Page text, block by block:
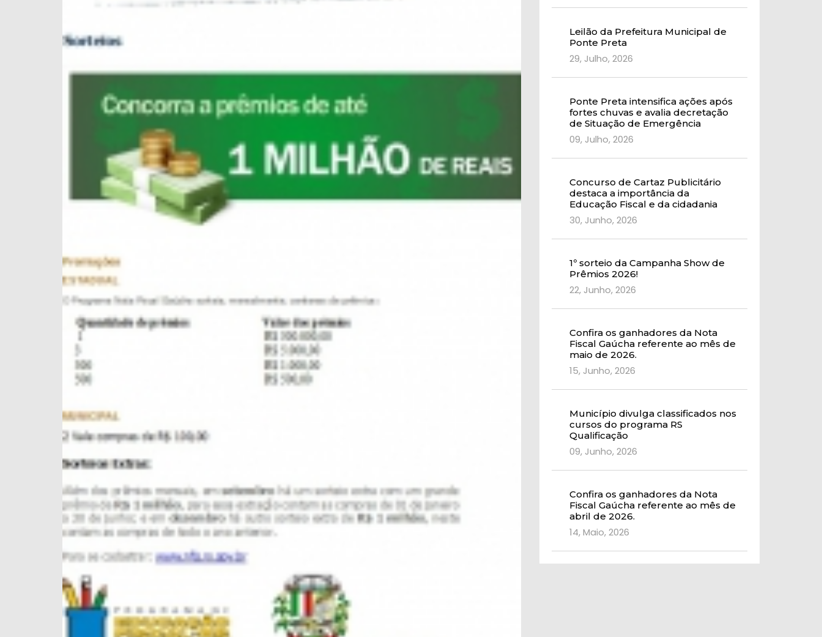
Leilão da Prefeitura Municipal de
Ponte Preta
29, Julho, 2026
Ponte Preta intensifica ações após
fortes chuvas e avalia decretação
de Situação de Emergência
09, Julho, 2026
Concurso de Cartaz Publicitário
destaca a importância da
Educação Fiscal e da cidadania
30, Junho, 2026
1º sorteio da Campanha Show de
Prêmios 2026!
22, Junho, 2026
Confira os ganhadores da Nota
Fiscal Gaúcha referente ao mês de
maio de 2026.
15, Junho, 2026
Município divulga classificados nos
cursos do programa RS
Qualificação
09, Junho, 2026
Confira os ganhadores da Nota
Fiscal Gaúcha referente ao mês de
abril de 2026.
14, Maio, 2026